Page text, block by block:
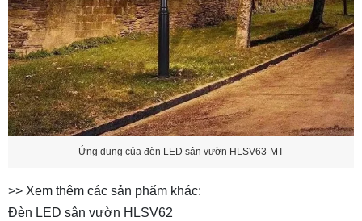
Ứng dụng của đèn LED sân vườn HLSV63-MT
>> Xem thêm các sản phẩm khác:
Đèn LED sân vườn HLSV62